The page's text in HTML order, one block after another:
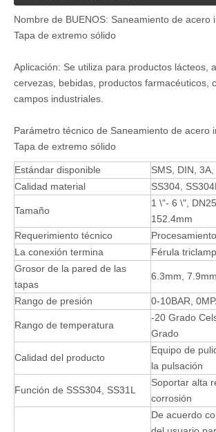
Nombre de BUENOS: Saneamiento de acero
Tapa de extremo sólido
Aplicación: Se utiliza para productos lácteos,
cervezas, bebidas, productos farmacéuticos,
campos industriales.
Parámetro técnico de Saneamiento de acero
Tapa de extremo sólido
Estándar disponible
SMS, DIN,
Calidad material
SS304,
Tamaño
1 \"- 6 \",
152.4mm
Requerimiento técnico
La conexión termina
Férula triclamp
Grosor de la pared de las
tapas
6.3mm,
Rango de presión 0-10BAR,
Rango de temperatura
-20 Grado
Grado
Calidad del producto
Equipo de
la pulsación
Función de SSS304, SS31L
Soportar alta
corrosión
De acuerdo